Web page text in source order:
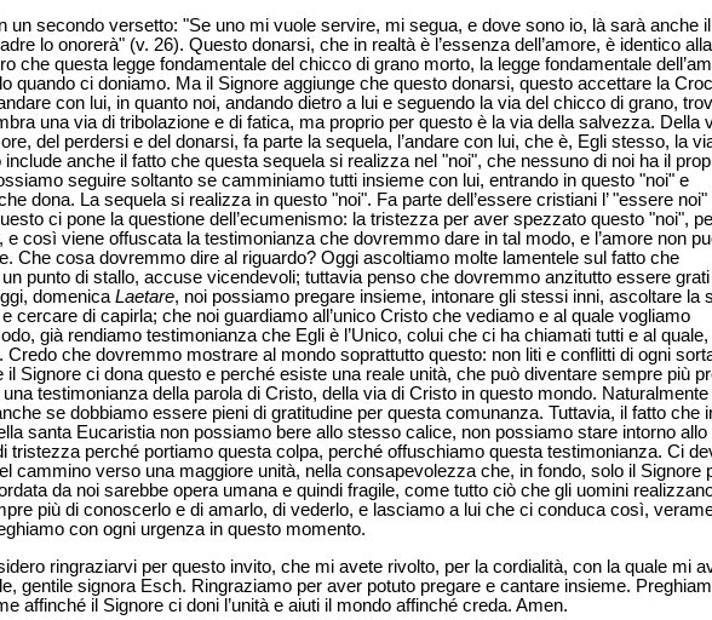
un secondo versetto: "Se uno mi vuole servire, mi segua, e dove sono io, là sarà anche
lo onorerà" (v. 26). Questo donarsi, che in realtà è l’essenza dell’amore, è identico alla
che questa legge fondamentale del chicco di grano morto, la legge fondamentale
quando ci doniamo. Ma il Signore aggiunge che questo donarsi, questo accettare la
con lui, in quanto noi, andando dietro a lui e seguendo la via del chicco di grano,
una via di tribolazione e di fatica, ma proprio per questo è la via della salvezza. Della
del perdersi e del donarsi, fa parte la sequela, l’andare con lui, che è, Egli stesso, la
anche il fatto che questa sequela si realizza nel "noi", che nessuno di noi ha il
seguire soltanto se camminiamo tutti insieme con lui, entrando in questo "noi" e
dona. La sequela si realizza in questo "noi". Fa parte dell’essere cristiani l’ "essere noi"
ci pone la questione dell’ecumenismo: la tristezza per aver spezzato questo "noi",
e così viene offuscata la testimonianza che dovremmo dare in tal modo, e l’amore non
Che cosa dovremmo dire al riguardo? Oggi ascoltiamo molte lamentele sul fatto che
un punto di stallo, accuse vicendevoli; tuttavia penso che dovremmo anzitutto essere
domenicaLaetare, noi possiamo pregare insieme, intonare gli stessi inni, ascoltare la
cercare di capirla; che noi guardiamo all’unico Cristo che vediamo e al quale vogliamo
già rendiamo testimonianza che Egli è l’Unico, colui che ci ha chiamati tutti e al quale,
Credo che dovremmo mostrare al mondo soprattutto questo: non liti e conflitti di ogni
il Signore ci dona questo e perché esiste una reale unità, che può diventare sempre più
testimonianza della parola di Cristo, della via di Cristo in questo mondo.
se dobbiamo essere pieni di gratitudine per questa comunanza. Tuttavia, il fatto che
santa Eucaristia non possiamo bere allo stesso calice, non possiamo stare intorno allo
tristezza perché portiamo questa colpa, perché offuschiamo questa testimonianza. Ci
cammino verso una maggiore unità, nella consapevolezza che, in fondo, solo il Signore
da noi sarebbe opera umana e quindi fragile, come tutto ciò che gli uomini
più di conoscerlo e di amarlo, di vederlo, e lasciamo a lui che ci conduca così,
con ogni urgenza in questo momento.
ringraziarvi per questo invito, che mi avete rivolto, per la cordialità, con la quale mi
gentile signora Esch. Ringraziamo per aver potuto pregare e cantare insieme.
affinché il Signore ci doni l’unità e aiuti il mondo affinché creda. Amen.